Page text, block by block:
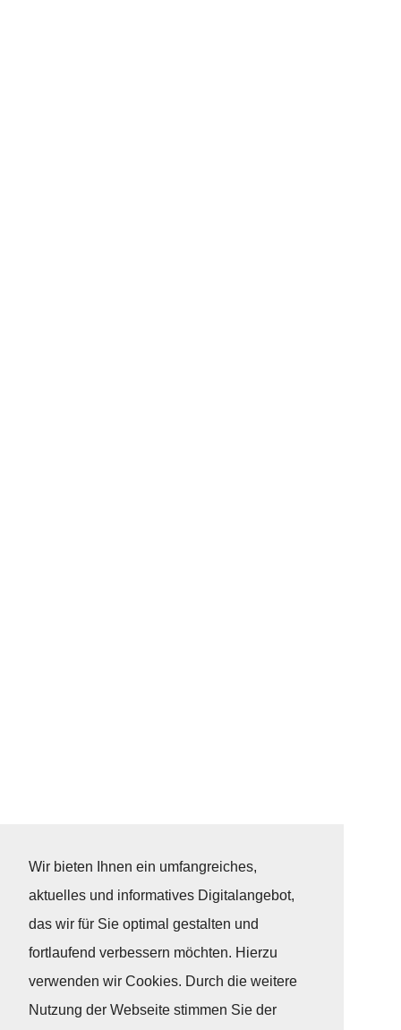
Wir bieten Ihnen ein umfangreiches,
aktuelles und informatives Digitalangebot,
das wir für Sie optimal gestalten und
fortlaufend verbessern möchten. Hierzu
verwenden wir Cookies. Durch die weitere
Nutzung der Webseite stimmen Sie der